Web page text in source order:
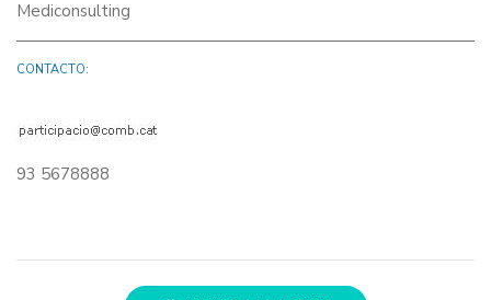
Mediconsulting
CONTACTO:
93 5678888